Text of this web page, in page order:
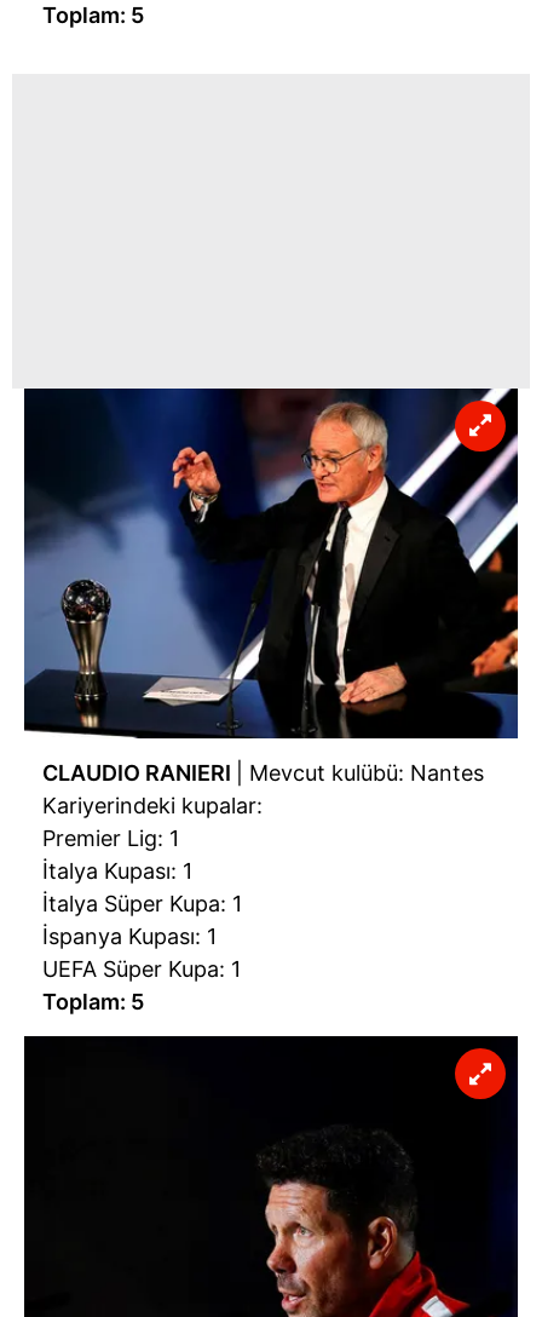
Toplam: 5
CLAUDIO RANIERI
| Mevcut kulübü: Nantes
Kariyerindeki kupalar:
Premier Lig: 1
İtalya Kupası: 1
İtalya Süper Kupa: 1
İspanya Kupası: 1
UEFA Süper Kupa: 1
Toplam: 5